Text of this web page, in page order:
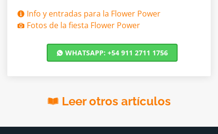
Info y entradas para la Flower Power
Fotos de la fiesta Flower Power
WHATSAPP: +54 911 2711 1756
Leer otros artículos